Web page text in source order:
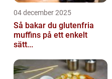
04 december 2025
Så bakar du glutenfria
muffins på ett enkelt
sätt...